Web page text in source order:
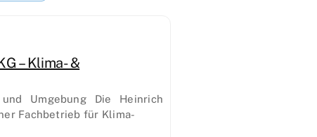
– Klima- &
Umgebung Die Heinrich
Fachbetrieb für Klima-